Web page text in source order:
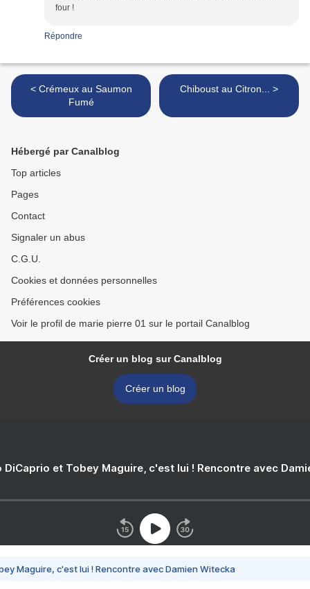
four !
Répondre
< Crémeux au Saumon
Fumé
Chiboust au Citron... >
Hébergé par Canalblog
Top articles
Pages
Contact
Signaler un abus
C.G.U.
Cookies et données personnelles
Préférences cookies
Voir le profil de marie pierre 01 sur le portail Canalblog
Créer un blog sur Canalblog
Créer un blog
DiCaprio et Tobey Maguire, c'est lui ! Rencontre avec
Maguire, c'est lui ! Rencontre avec Damien Witecka